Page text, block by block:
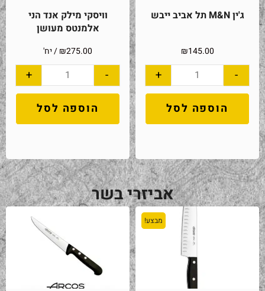
ג'ין M&N תל אביב ייבש
₪145.00
-
+
הוספה לסל
וויסקי מילק אנד הני
אלמנטס מעושן
₪275.00 / יח'
-
+
הוספה לסל
אביזרי בשר
מבצע!